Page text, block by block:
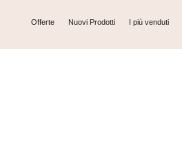
Offerte Nuovi Prodotti I più venduti